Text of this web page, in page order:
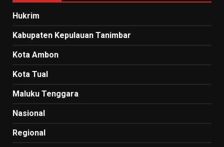
Hukrim
Kabupaten Kepulauan Tanimbar
Kota Ambon
Kota Tual
Maluku Tenggara
Nasional
Regional